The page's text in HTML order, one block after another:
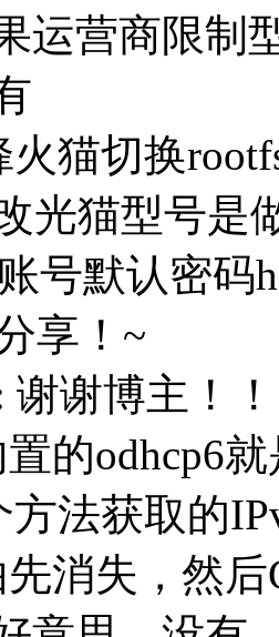
运营商限制
火猫切换
光猫型号是
号默认密码
享！~
谢谢博主！
的odhcp6
方法获取的
消失，然